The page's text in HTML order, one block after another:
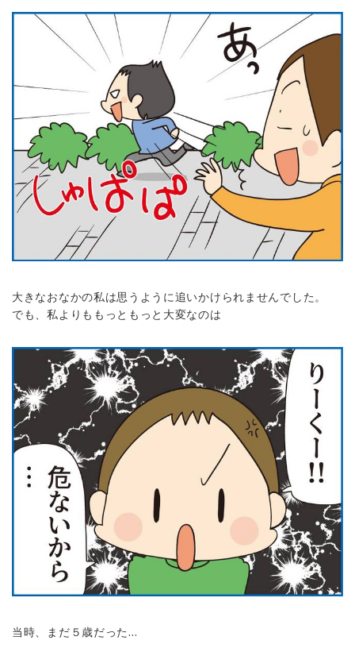
大きなおなかの私は思うように追いかけられませんでした。
でも、私よりももっともっと大変なのは
当時、まだ５歳だった…